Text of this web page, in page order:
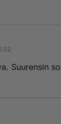
Suurensin